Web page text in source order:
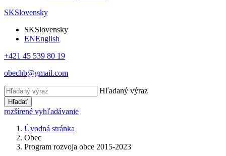
SKSlovensky
SKSlovensky
ENEnglish
+421 45 539 80 19
obechb@gmail.com
Hľadaný výraz
Hľadať
rozšírené vyhľadávanie
Úvodná stránka
Obec
Program rozvoja obce 2015-2023